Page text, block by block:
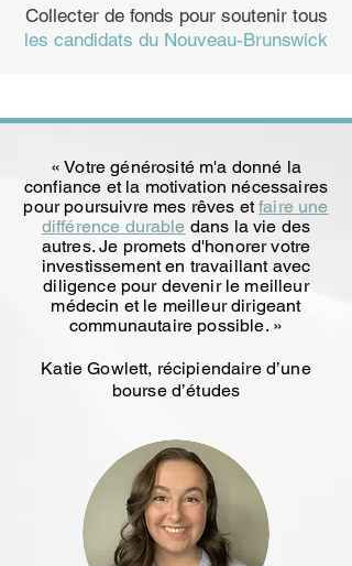
Collecter de fonds pour soutenir tous
les candidats du Nouveau-Brunswick
« Votre générosité m'a donné la
confiance et la motivation nécessaires
pour poursuivre mes rêves etfaire une
différence durable dans la vie des
autres. Je promets d'honorer votre
investissement en travaillant avec
diligence pour devenir le meilleur
médecin et le meilleur dirigeant
communautaire possible. »
Katie Gowlett, récipiendaire d’une
bourse d’études